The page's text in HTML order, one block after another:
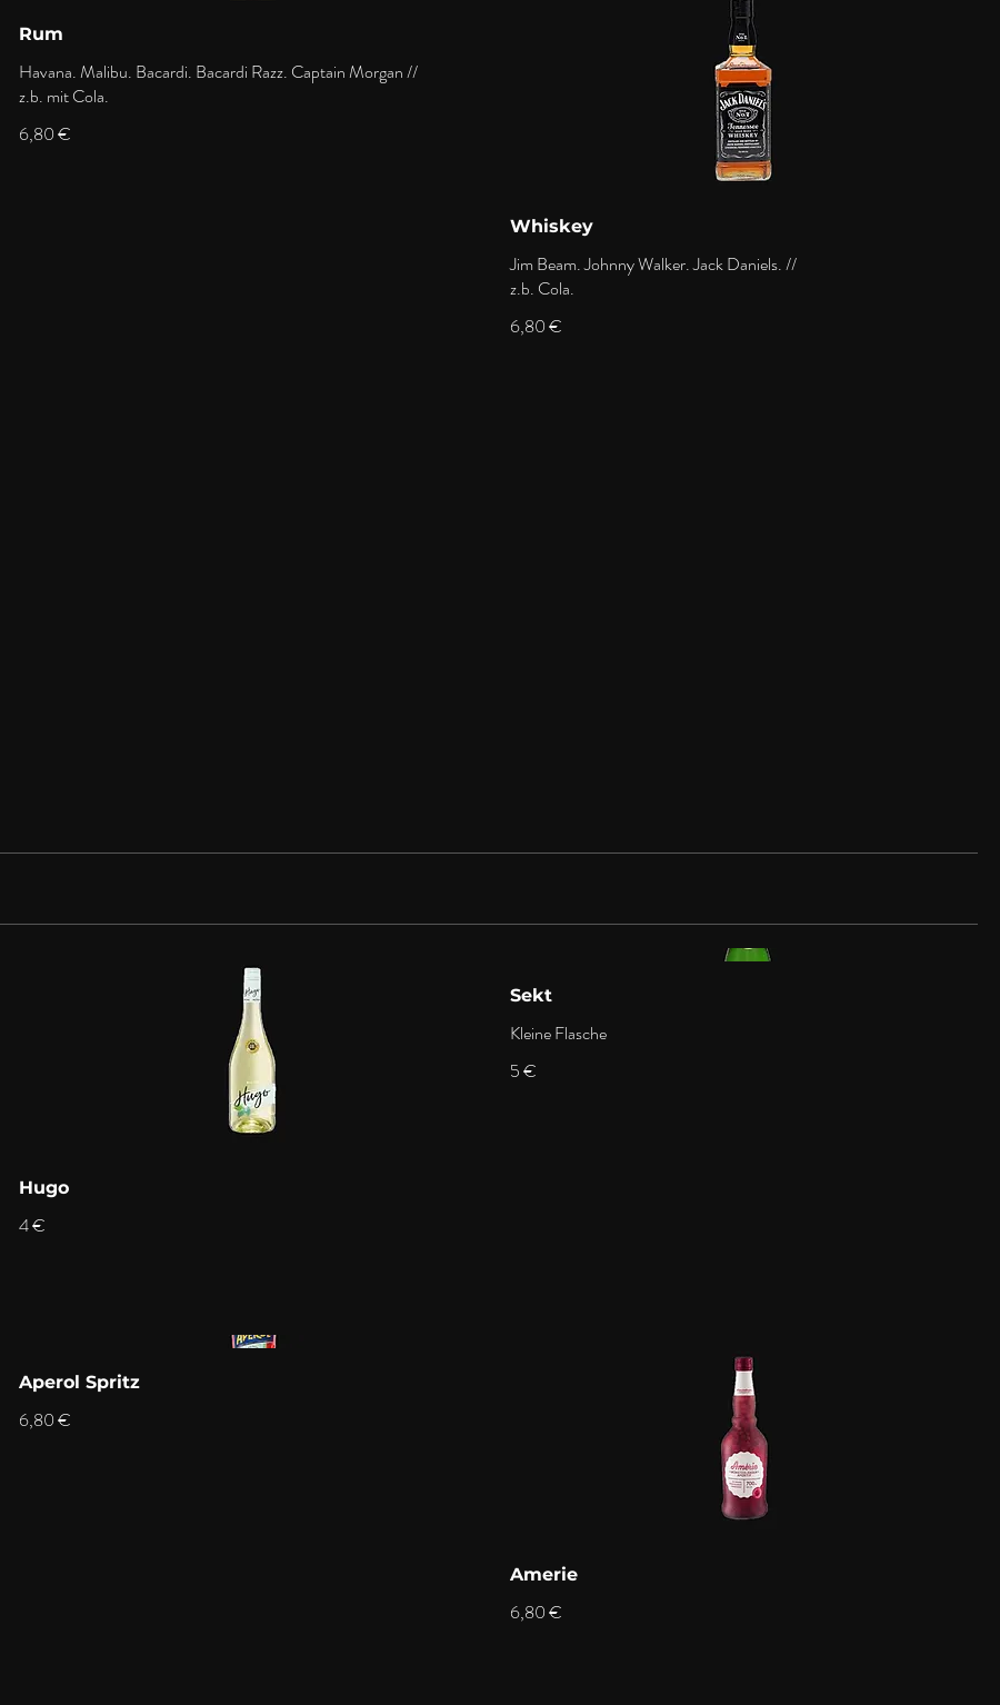
Rum
Havana. Malibu. Bacardi. Bacardi Razz. Captain Morgan //
z.b. mit Cola.
6,80 €
Whiskey
Jim Beam. Johnny Walker. Jack Daniels. //
z.b. Cola.
6,80 €
Hugo
4 €
Sekt
Kleine Flasche
5 €
Aperol Spritz
6,80 €
Amerie
6,80 €